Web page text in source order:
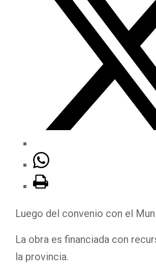
Luego del convenio con el
La obra es financiada con
la provincia.